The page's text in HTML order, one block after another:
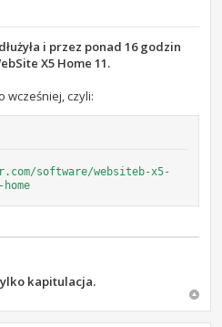
i przez ponad 16 godzin
X5 Home 11.
wcześniej, czyli:
software/websiteb-x5-
kapitulacja.